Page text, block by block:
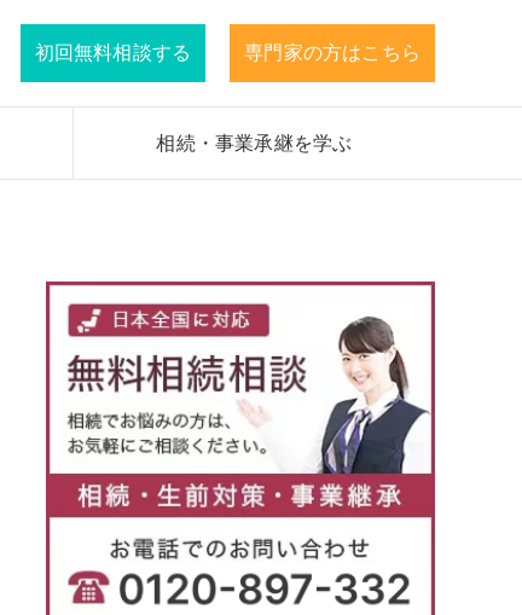
初回無料相談する 専門家の方はこちら
相続・事業承継を学ぶ